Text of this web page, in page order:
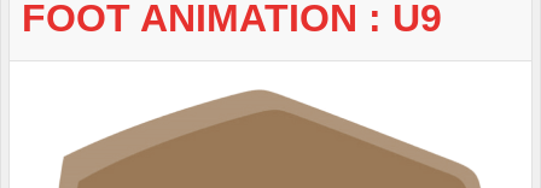
FOOT ANIMATION : U9